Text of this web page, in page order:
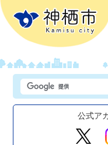
公式ア